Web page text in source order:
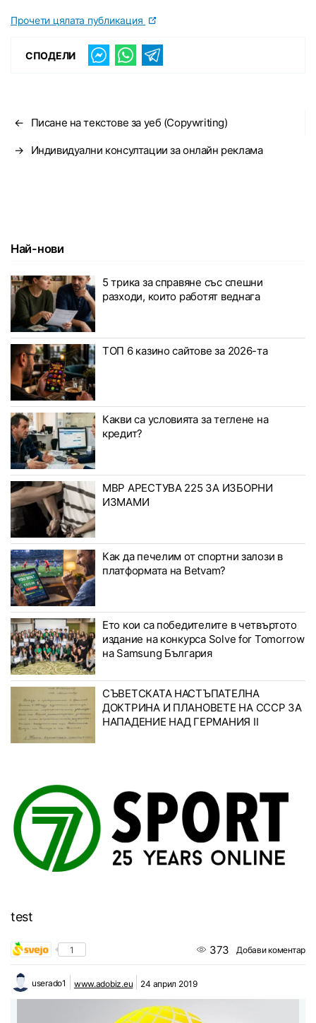
Прочети цялата публикация
СПОДЕЛИ
← Писане на текстове за уеб (Copywriting)
→ Индивидуални консултации за онлайн реклама
Най-нови
5 трика за справяне със спешни
разходи, които работят веднага
ТОП 6 казино сайтове за 2026-та
Какви са условията за теглене на
кредит?
МВР АРЕСТУВА 225 ЗА ИЗБОРНИ
ИЗМАМИ
Как да печелим от спортни залози в
платформата на Betvam?
Ето кои са победителите в четвъртото
издание на конкурса Solve for Tomorrow
на Samsung България
СЪВЕТСКАТА НАСТЪПАТЕЛНА
ДОКТРИНА И ПЛАНОВЕТЕ НА СССР ЗА
НАПАДЕНИЕ НАД ГЕРМАНИЯ II
test
1 373 Добави коментар
userado1 www.adobiz.eu 24 април 2019